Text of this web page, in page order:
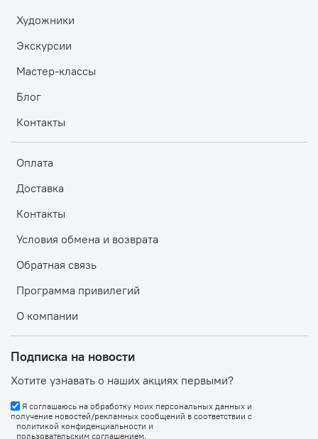
Художники
Экскурсии
Мастер-классы
Блог
Контакты
Оплата
Доставка
Контакты
Условия обмена и возврата
Обратная связь
Программа привилегий
О компании
Подписка на новости
Хотите узнавать о наших акциях первыми?
Я соглашаюсь на обработку моих персональных данных и
получение новостей/рекламных сообщений в соответствии с
политикой конфиденциальности и
пользовательским соглашением.